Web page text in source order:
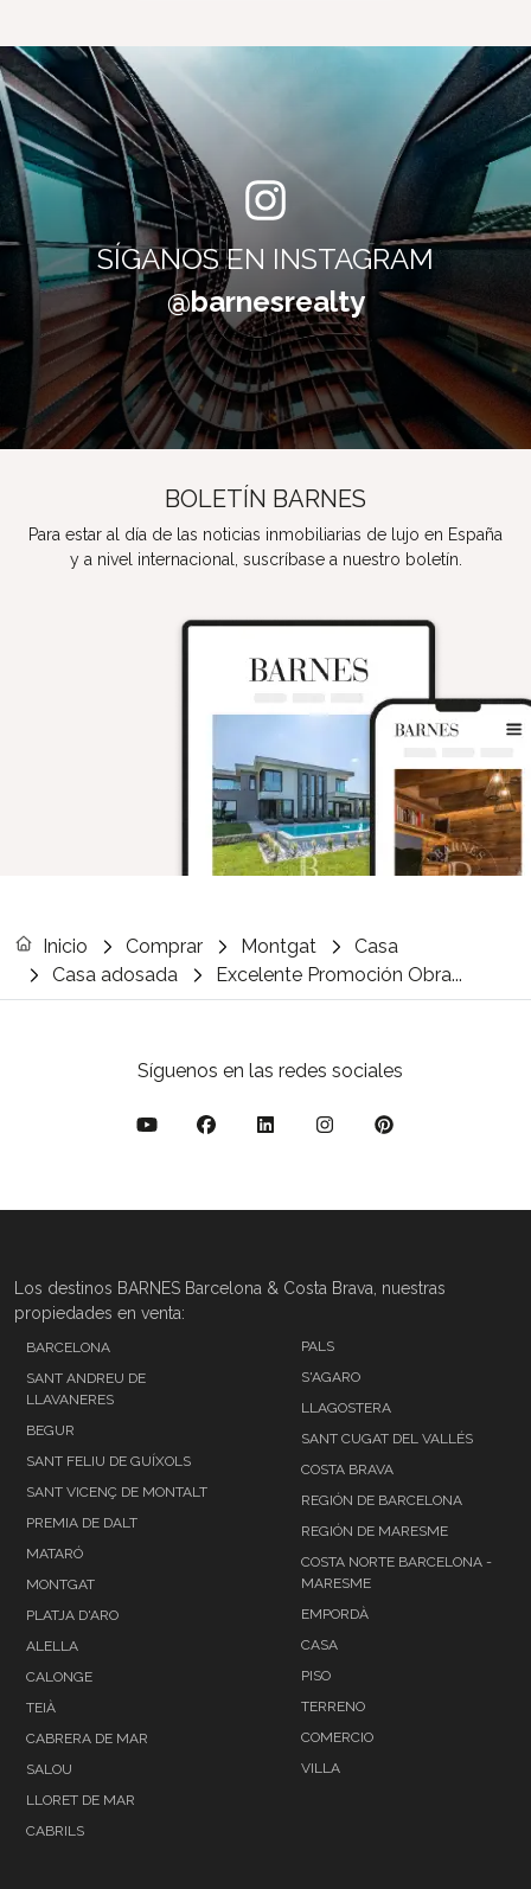
SÍGANOS EN INSTAGRAM
@barnesrealty
BOLETÍN BARNES
Para estar al día de las noticias inmobiliarias de lujo en España
y a nivel internacional, suscríbase a nuestro boletín.
Inicio Comprar Montgat
Casa
Casa adosada
Excelente Promoción Obra...
Síguenos en las redes sociales
Los destinos BARNES Barcelona & Costa Brava, nuestras
propiedades en venta:
BARCELONA
SANT ANDREU DE
LLAVANERES
BEGUR
SANT FELIU DE GUÍXOLS
SANT VICENÇ DE MONTALT
PREMIA DE DALT
MATARÓ
MONTGAT
PLATJA D'ARO
ALELLA
CALONGE
TEIÀ
CABRERA DE MAR
SALOU
LLORET DE MAR
CABRILS
PALS
S'AGARO
LLAGOSTERA
SANT CUGAT DEL VALLÉS
COSTA BRAVA
REGIÓN DE BARCELONA
REGIÓN DE MARESME
COSTA NORTE BARCELONA -
MARESME
EMPORDÀ
CASA
PISO
TERRENO
COMERCIO
VILLA